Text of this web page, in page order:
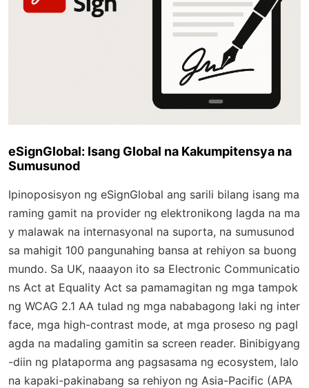
eSignGlobal: Isang Global na Kakumpitensya na
Sumusunod
Ipinoposisyon ng eSignGlobal ang sarili bilang isang ma
raming gamit na provider ng elektronikong lagda na ma
y malawak na internasyonal na suporta, na sumusunod
sa mahigit 100 pangunahing bansa at rehiyon sa buong
mundo. Sa UK, naaayon ito sa Electronic Communicatio
ns Act at Equality Act sa pamamagitan ng mga tampok
ng WCAG 2.1 AA tulad ng mga nababagong laki ng inter
face, mga high-contrast mode, at mga proseso ng pagl
agda na madaling gamitin sa screen reader. Binibigyang
-diin ng plataporma ang pagsasama ng ecosystem, lalo
na kapaki-pakinabang sa rehiyon ng Asia-Pacific (APA